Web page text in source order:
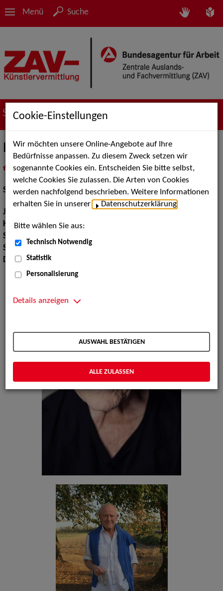
Menü Suche
Suche nach Künstler*innen
Harry Wolff
als PDF speichern
inMeine Merklistelegen
Schauspiel:Film und TV
Jahrgang:
Körpergröße:181 cm
Stimmlage:
Sprachen:
Englisch, Italienisch
Dialekte:Berlinerisch, Ruhrdeutsch
Cookie-Einstellungen
Wir möchten unsere Online-Angebote auf Ihre
Bedürfnisse anpassen. Zu diesem Zweck setzen wir
sogenannte Cookies ein. Entscheiden Sie bitte selbst,
welche Cookies Sie zulassen. Die Arten von Cookies
werden nachfolgend beschrieben. Weitere Informationen
erhalten Sie in unserer
Datenschutzerklärung
Bitte wählen Sie aus:
Technisch Notwendig
Statistik
Personalisierung
Details anzeigen
AUSWAHL BESTÄTIGEN
ALLE ZULASSEN